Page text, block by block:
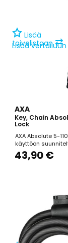
Lisää
toivelistaan ⇄
Lisää vertailuun
AXA
Key, Chain
Lock
AXA Absolute 5-
käyttöön
ketjulukko, joka
lyhytaikaiseen
43,90 €